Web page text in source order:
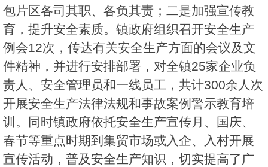
包片区各司其职、各负其责；二是加强宣传教
育，提升安全素质。镇政府组织召开安全生产
例会12次，传达有关安全生产方面的会议及文
件精神，并进行安排部署，对全镇25家企业负
责人、安全管理员和一线员工，共计300余人次
开展安全生产法律法规和事故案例警示教育培
训。同时镇政府依托安全生产宣传月、国庆、
春节等重点时期到集贸市场或入企、入村开展
宣传活动，普及安全生产知识，切实提高了广